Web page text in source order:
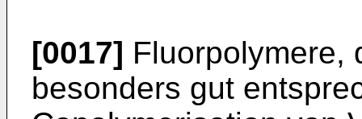
[0017] Fluorpolymere,
besonders gut